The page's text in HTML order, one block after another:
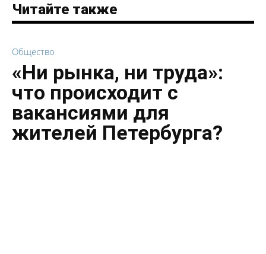
Читайте также
Общество
«Ни рынка, ни труда»:
что происходит с
вакансиями для
жителей Петербурга?